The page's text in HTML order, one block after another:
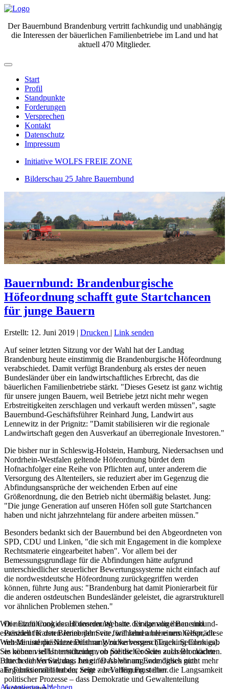
Der Bauernbund Brandenburg vertritt fachkundig und unabhängig
die Interessen der bäuerlichen Familienbetriebe im Land und hat
aktuell 470 Mitglieder.
Start
Profil
Standpunkte
Forderungen
Versprechen
Kontakt
Datenschutz
Impressum
Initiative WOLFS FREIE ZONE
Bilderschau 25 Jahre Bauernbund
Bauernbund: Brandenburgische
Höfeordnung schafft gute Startchancen
für junge Bauern
Erstellt: 12. Juni 2019 | Drucken | Link senden
Auf seiner letzten Sitzung vor der Wahl hat der Landtag
Brandenburg heute einstimmig die Brandenburgische Höfeordnung
verabschiedet. Damit verfügt Brandenburg als erstes der neuen
Bundesländer über ein landwirtschaftliches Erbrecht, das die
bäuerlichen Familienbetriebe stärkt. "Dieses Gesetz ist ganz wichtig
für unsere jungen Bauern, weil Betriebe jetzt nicht mehr wegen
Erbstreitigkeiten zerschlagen und verkauft werden müssen", sagte
Bauernbund-Geschäftsführer Reinhard Jung, Landwirt aus
Lennewitz in der Prignitz: "Damit stabilisieren wir die regionale
Landwirtschaft gegen den Ausverkauf an überregionale Investoren."
Die bisher nur in Schleswig-Holstein, Hamburg, Niedersachsen und
Nordrhein-Westfalen geltende Höfeordnung bürdet dem
Hofnachfolger eine Reihe von Pflichten auf, unter anderem die
Versorgung des Altenteilers, sie reduziert aber im Gegenzug die
Abfindungsansprüche der weichenden Erben auf eine
Größenordnung, die den Betrieb nicht übermäßig belastet. Jung:
"Die junge Generation auf unseren Höfen soll gute Startchancen
haben und nicht jahrzehntelang für andere arbeiten müssen."
Besonders bedankt sich der Bauernbund bei den Abgeordneten von
SPD, CDU und Linken, "die sich mit Engagement in die komplexe
Rechtsmaterie eingearbeitet haben". Vor allem bei der
Bemessungsgrundlage für die Abfindungen hätte aufgrund
unterschiedlicher steuerlicher Bewertungssysteme nicht einfach auf
die nordwestdeutsche Höfeordnung zurückgegriffen werden
können, führte Jung aus: "Brandenburg hat damit Pionierarbeit für
die anderen ostdeutschen Bundesländer geleistet, die agrarstrukturell
vor ähnlichen Problemen stehen."
Die Einführung der Höfeordnung hatte der damalige Bauernbund-
Präsident Karsten Jennerjahn vor fünf Jahren bei einem Gespräch
mit Ministerpräsident Dietmar Woidke vorgeschlagen. Seitdem gab
es neben viel Unterstützung von politischer Seite auch Blockaden
durch die Verwaltung. Jung: "Dass wir am Ende dieses gute
Ergebnis erzielt haben, zeigt – bei allem Frust über die Langsamkeit
politischer Prozesse – dass Demokratie und Gewaltenteilung
Wir nutzen Cookies auf unserer Website. Einige von ihnen sind
essenziell für den Betrieb der Seite, während andere uns helfen, diese
Website und die Nutzererfahrung zu verbessern (Tracking Cookies).
Sie können selbst entscheiden, ob Sie die Cookies zulassen möchten.
Bitte beachten Sie, dass bei einer Ablehnung womöglich nicht mehr
alle Funktionalitäten der Seite zur Verfügung stehen.
AkzeptierenAblehnen